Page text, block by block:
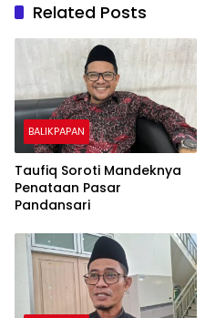
Related Posts
BALIKPAPAN
Taufiq Soroti Mandeknya
Penataan Pasar
Pandansari